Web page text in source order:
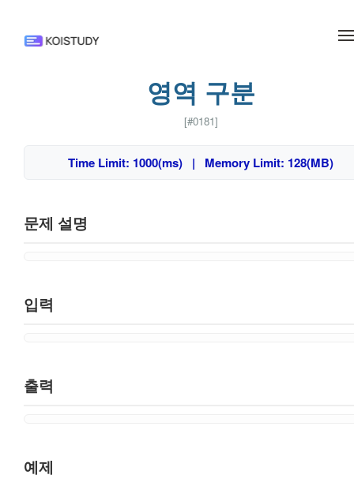
영역 구분
[#0181]
Time Limit: 1000(ms) | Memory Limit: 128(MB)
문제 설명
입력
출력
예제